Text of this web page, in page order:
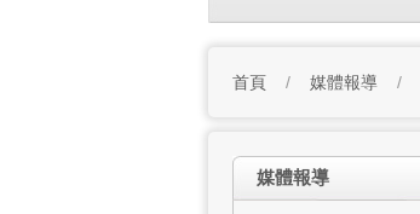
首頁 / 媒體報導 /
媒體報導